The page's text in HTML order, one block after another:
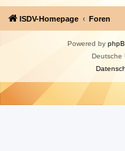
ISDV-Homepage Foren
Powered by
Deutsche